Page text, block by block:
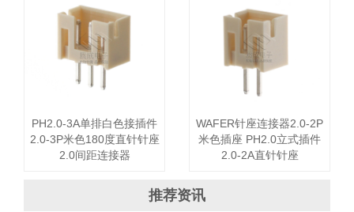
PH2.0-3A单排白色接插件
2.0-3P米色180度直针针座
2.0间距连接器
WAFER针座连接器2.0-2P
米色插座 PH2.0立式插件
2.0-2A直针针座
推荐资讯